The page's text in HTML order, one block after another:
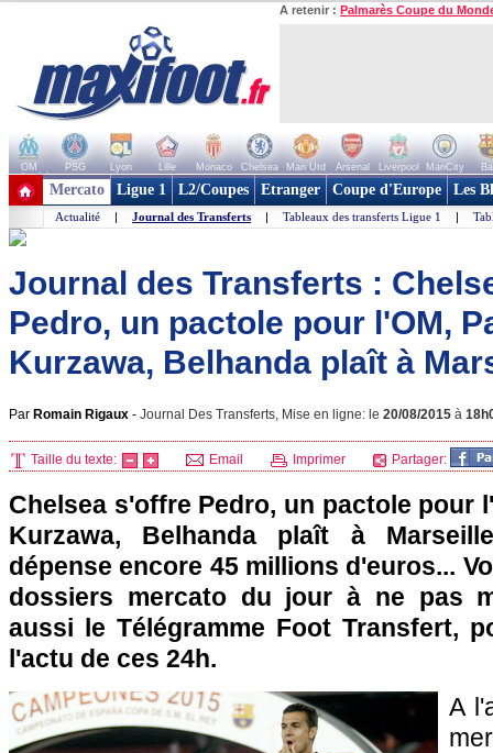
A retenir : Palmarès Coupe du
OM PSG Lyon Lille Monaco Chelsea Man Utd Arsenal Liverpool ManCity
+ de clubs
Mercato Ligue 1 L2/Coupes Etranger Coupe d'Europe Les
Actualité | Journal des Transferts | Tableaux des transferts Ligue 1 |
Journal des Transferts :
Pedro, un pactole pour l'OM,
Kurzawa, Belhanda plaît à
Par Romain Rigaux - Journal Des Transferts, Mise en ligne: le 20/08/2015 à
Taille du texte: Email Imprimer Partager:
Chelsea s'offre Pedro, un pactole pour
Kurzawa, Belhanda plaît à
dépense encore 45 millions d'euros...
dossiers mercato du jour à ne pas
aussi le Télégramme Foot Transfert,
l'actu de ces 24h.
A